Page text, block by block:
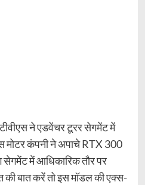
ने एडवेंचर टूरर सेगमेंट में
मोटर कंपनी ने अपाचे RTX 300
में आधिकारिक तौर पर
की बात करें तो इस मॉडल की एक्स-